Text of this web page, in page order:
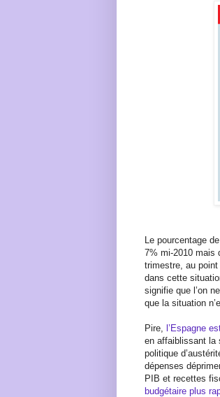
Le pourcentage
7% mi-2010 mais
trimestre, au point
dans cette
signifie que l’on
que la situation
Pire, l’Espagne
en affaiblissant la
politique
dépenses
PIB et recettes
budgétaire plus